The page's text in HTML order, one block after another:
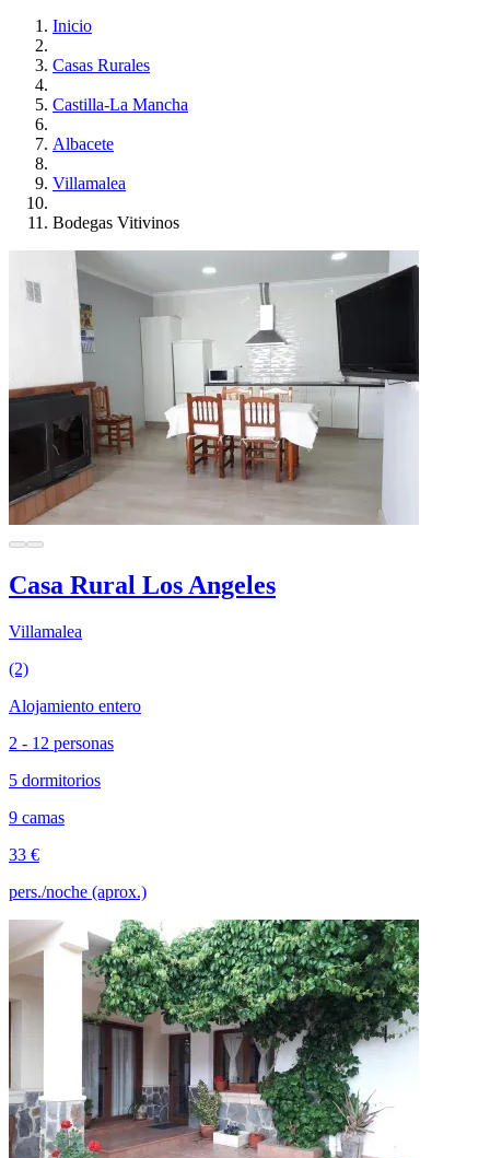
Inicio
Casas Rurales
Castilla-La Mancha
Albacete
Villamalea
Bodegas Vitivinos
Casa Rural Los Angeles
Villamalea
(2)
Alojamiento entero
2 - 12 personas
5 dormitorios
9 camas
33 €
pers./noche (aprox.)